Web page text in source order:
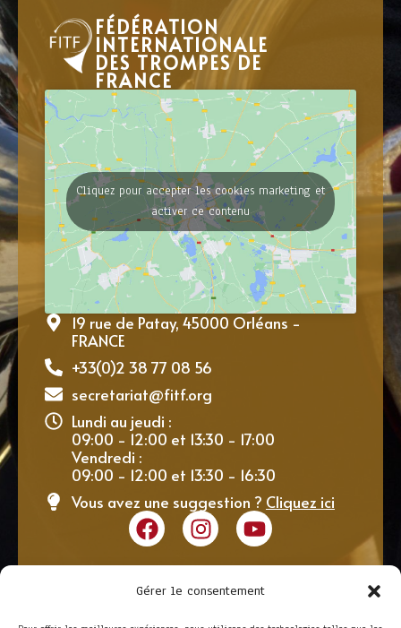
Gérer le consentement
FÉDÉRATION
INTERNATIONALE
DES TROMPES DE
FRANCE
Cliquez pour accepter les cookies marketing et
activer ce contenu
19 rue de Patay, 45000 Orléans -
FRANCE
+33(0)2 38 77 08 56
secretariat@fitf.org
Lundi au jeudi :
09:00 - 12:00 et 13:30 - 17:00
Vendredi :
09:00 - 12:00 et 13:30 - 16:30
Vous avez une suggestion ? Cliquez ici